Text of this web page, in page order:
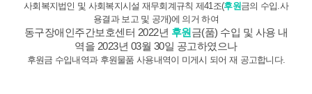
사회복지법인 및 사회복지시설 재무회계규칙 제41조(후원금의 수입.사
용결과 보고 및 공개)에 의거 하여
동구장애인주간보호센터 2022년 후원금(품) 수입 및 사용 내
역을 2023년 03월 30일 공고하였으나
후원금 수입내역과 후원물품 사용내역이 미게시 되어 재 공고합니다.